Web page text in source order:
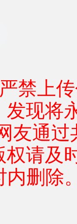
禁上
现将
友通
请及
删除